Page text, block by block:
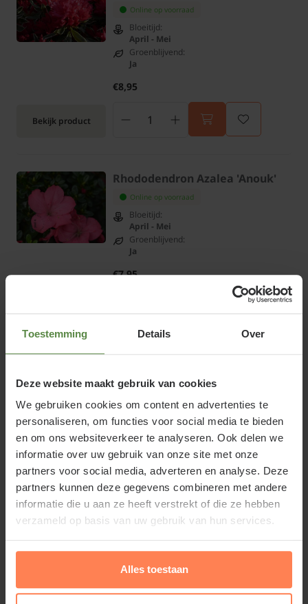
Toestemming Details Over
Deze website maakt gebruik van cookies
We gebruiken cookies om content en advertenties te
personaliseren, om functies voor social media te bieden
en om ons websiteverkeer te analyseren. Ook delen we
informatie over uw gebruik van onze site met onze
partners voor social media, adverteren en analyse. Deze
partners kunnen deze gegevens combineren met andere
informatie die u aan ze heeft verstrekt of die ze hebben
verzameld op basis van uw gebruik van hun services.
Alles toestaan
Bekijk product
Online op voorraad
Bloeitijd:
April - Mei
Groenblijvend:
Ja
€8,95
Rhododendron Azalea 'Anouk'
Online op voorraad
Bloeitijd:
April - Mei
Groenblijvend:
Ja
€7,95
Bekijk product
Arends'
Bloeitijd:
April - Mei
Groenblijvend:
Ja
€7,95
Rhododendron Azalea